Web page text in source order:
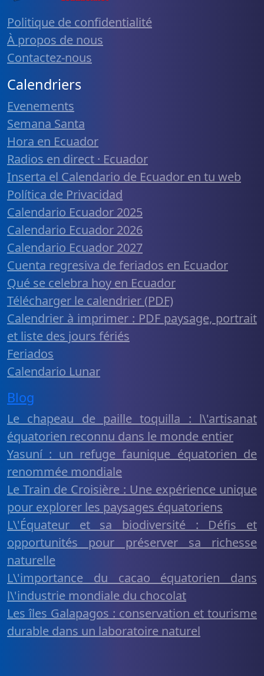
Politique de confidentialité
À propos de nous
Contactez-nous
Calendriers
Evenements
Semana Santa
Hora en Ecuador
Radios en direct · Ecuador
Inserta el Calendario de Ecuador en tu web
Política de Privacidad
Calendario Ecuador 2025
Calendario Ecuador 2026
Calendario Ecuador 2027
Cuenta regresiva de feriados en Ecuador
Qué se celebra hoy en Ecuador
Télécharger le calendrier (PDF)
Calendrier à imprimer : PDF paysage, portrait
et liste des jours fériés
Feriados
Calendario Lunar
Blog
Le chapeau de paille toquilla : l\'artisanat
équatorien reconnu dans le monde entier
Yasuní : un refuge faunique équatorien de
renommée mondiale
Le Train de Croisière : Une expérience unique
pour explorer les paysages équatoriens
L\'Équateur et sa biodiversité : Défis et
opportunités pour préserver sa richesse
naturelle
L\'importance du cacao équatorien dans
l\'industrie mondiale du chocolat
Les îles Galapagos : conservation et tourisme
durable dans un laboratoire naturel